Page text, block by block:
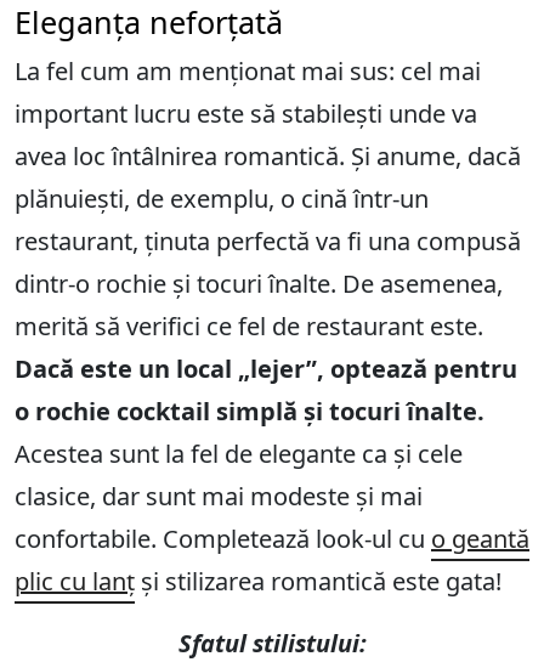
Eleganța neforțată
La fel cum am menționat mai sus: cel mai
important lucru este să stabilești unde va
avea loc întâlnirea romantică. Și anume, dacă
plănuiești, de exemplu, o cină într-un
restaurant, ținuta perfectă va fi una compusă
dintr-o rochie și tocuri înalte. De asemenea,
merită să verifici ce fel de restaurant este.
Dacă este un local „lejer”, optează pentru
o rochie cocktail simplă și tocuri înalte.
Acestea sunt la fel de elegante ca și cele
clasice, dar sunt mai modeste și mai
confortabile. Completează look-ul cu o geantă
plic cu lanț și stilizarea romantică este gata!
Sfatul stilistului: